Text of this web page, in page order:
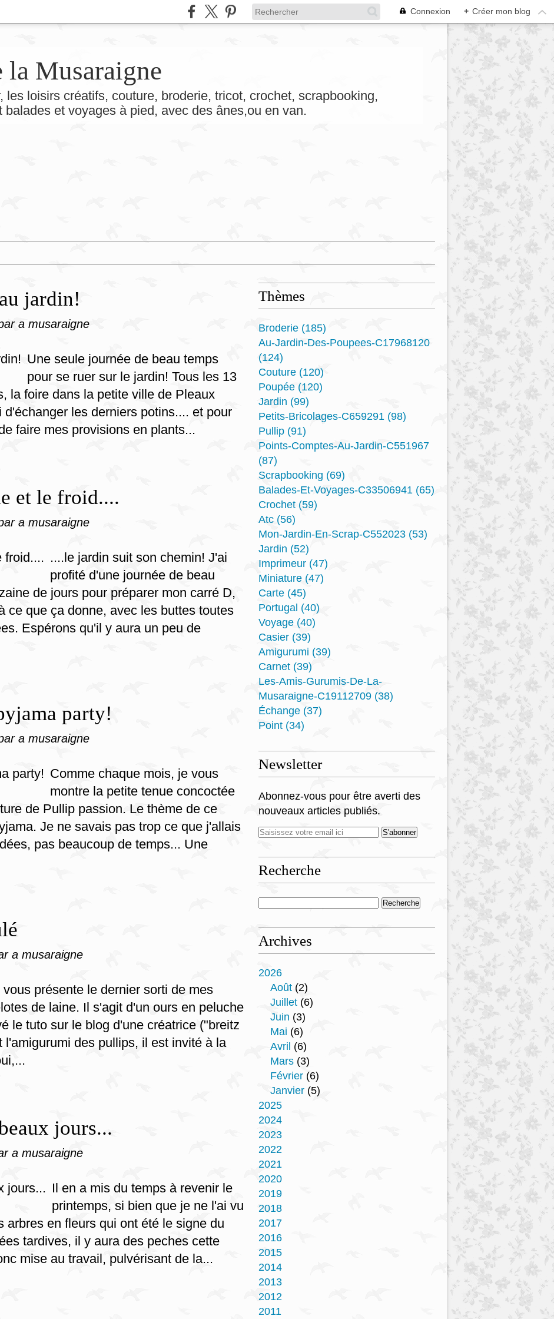
Connexion + Créer mon blog
la Musaraigne
les loisirs créatifs, couture, broderie, tricot, crochet, scrapbooking,
balades et voyages à pied, avec des ânes,ou en van.
jardin!
a musaraigne
Une seule journée de beau temps
pour se ruer sur le jardin! Tous les 13
la foire dans la petite ville de Pleaux
d'échanger les derniers potins.... et pour
faire mes provisions en plants...
et le froid....
a musaraigne
....le jardin suit son chemin! J'ai
profité d'une journée de beau
de jours pour préparer mon carré D,
ce que ça donne, avec les buttes toutes
Espérons qu'il y aura un peu de
party!
a musaraigne
Comme chaque mois, je vous
montre la petite tenue concoctée
de Pullip passion. Le thème de ce
Je ne savais pas trop ce que j'allais
pas beaucoup de temps... Une
a musaraigne
vous présente le dernier sorti de mes
de laine. Il s'agit d'un ours en peluche
le tuto sur le blog d'une créatrice ("breitz
l'amigurumi des pullips, il est invité à la
jours...
a musaraigne
Il en a mis du temps à revenir le
printemps, si bien que je ne l'ai vu
arbres en fleurs qui ont été le signe du
tardives, il y aura des peches cette
mise au travail, pulvérisant de la...
Thèmes
Broderie (185)
Au-Jardin-Des-Poupees-C17968120
(124)
Couture (120)
Poupée (120)
Jardin (99)
Petits-Bricolages-C659291 (98)
Pullip (91)
Points-Comptes-Au-Jardin-C551967
(87)
Scrapbooking (69)
Balades-Et-Voyages-C33506941 (65)
Crochet (59)
Atc (56)
Mon-Jardin-En-Scrap-C552023 (53)
Jardin (52)
Imprimeur (47)
Miniature (47)
Carte (45)
Portugal (40)
Voyage (40)
Casier (39)
Amigurumi (39)
Carnet (39)
Les-Amis-Gurumis-De-La-
Musaraigne-C19112709 (38)
Échange (37)
Point (34)
Newsletter
Abonnez-vous pour être averti des
nouveaux articles publiés.
Recherche
Archives
2026
Août (2)
Juillet (6)
Juin (3)
Mai (6)
Avril (6)
Mars (3)
Février (6)
Janvier (5)
2025
2024
2023
2022
2021
2020
2019
2018
2017
2016
2015
2014
2013
2012
2011